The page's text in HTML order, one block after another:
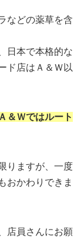
などの薬草を含
日本で本格的な
ド店はＡ＆Ｗ以
Ａ＆Ｗではルート
りますが、一度
おかわりできま
店員さんにお願